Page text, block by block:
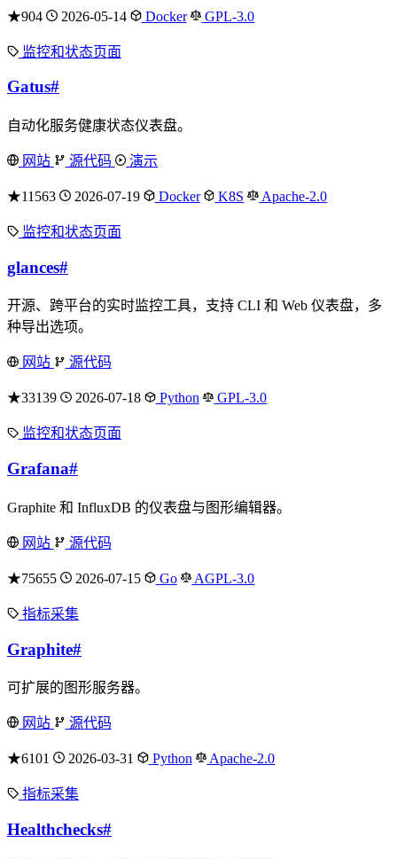
★904 2026-05-14 Docker GPL-3.0
监控和状态页面
Gatus#
自动化服务健康状态仪表盘。
网站 源代码 演示
★11563 2026-07-19 Docker K8S Apache-2.0
监控和状态页面
glances#
开源、跨平台的实时监控工具，支持 CLI 和 Web 仪表盘，多
种导出选项。
网站 源代码
★33139 2026-07-18 Python GPL-3.0
监控和状态页面
Grafana#
Graphite 和 InfluxDB 的仪表盘与图形编辑器。
网站 源代码
★75655 2026-07-15 Go AGPL-3.0
指标采集
Graphite#
可扩展的图形服务器。
网站 源代码
★6101 2026-03-31 Python Apache-2.0
指标采集
Healthchecks#